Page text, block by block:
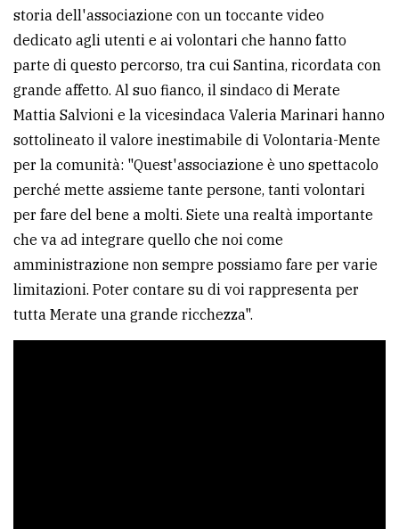
storia dell'associazione con un toccante video
dedicato agli utenti e ai volontari che hanno fatto
parte di questo percorso, tra cui Santina, ricordata con
grande affetto. Al suo fianco, il sindaco di Merate
Mattia Salvioni e la vicesindaca Valeria Marinari hanno
sottolineato il valore inestimabile di Volontaria-Mente
per la comunità: "Quest'associazione è uno spettacolo
perché mette assieme tante persone, tanti volontari
per fare del bene a molti. Siete una realtà importante
che va ad integrare quello che noi come
amministrazione non sempre possiamo fare per varie
limitazioni. Poter contare su di voi rappresenta per
tutta Merate una grande ricchezza".